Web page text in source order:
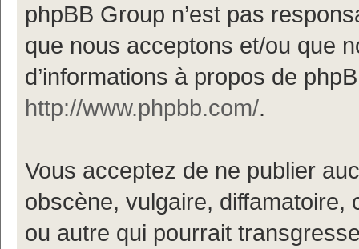
phpBB Group n’est pas
que nous acceptons et/ou que
d’informations à propos de
http://www.phpbb.com/.
Vous acceptez de ne publier
obscène, vulgaire, diffamatoire,
ou autre qui pourrait